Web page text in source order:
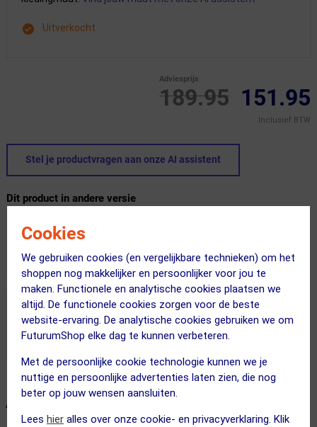
Cookies
We gebruiken cookies (en vergelijkbare technieken) om het
shoppen nog makkelijker en persoonlijker voor jou te
maken. Functionele en analytische cookies plaatsen we
altijd. De functionele cookies zorgen voor de beste
website-ervaring. De analytische cookies gebruiken we om
FuturumShop elke dag te kunnen verbeteren.
Met de persoonlijke cookie technologie kunnen we je
nuttige en persoonlijke advertenties laten zien, die nog
beter op jouw wensen aansluiten.
Lees hier alles over onze cookie- en privacyverklaring. Klik
Uitverkocht
189.95
Adviesprijs
151.95
Inclusief BTW
Stel je productvragen aan onze AI assistent
Dit product in andere versie
ALTERNATIEVE PRODUCTEN